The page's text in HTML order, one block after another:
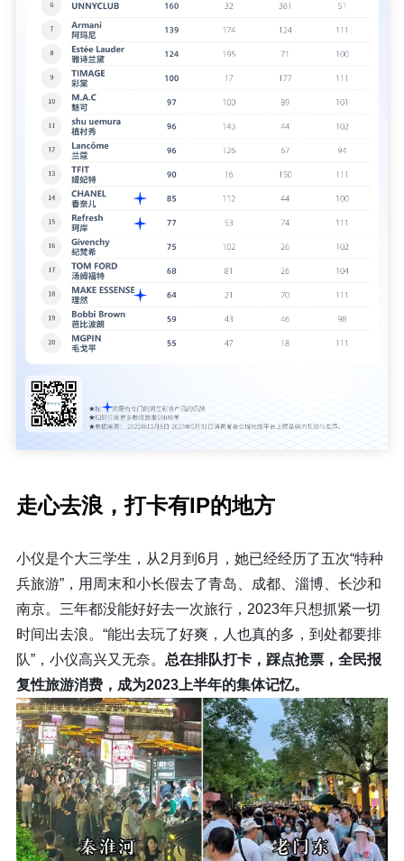
走心去浪，打卡有IP的地方
小仪是个大三学生，从2月到6月，她已经经历了五次“特种
兵旅游”，用周末和小长假去了青岛、成都、淄博、长沙和
南京。三年都没能好好去一次旅行，2023年只想抓紧一切
时间出去浪。“能出去玩了好爽，人也真的多，到处都要排
队”，小仪高兴又无奈。 总在排队打卡，踩点抢票，全民报
复性旅游消费，成为2023上半年的集体记忆。